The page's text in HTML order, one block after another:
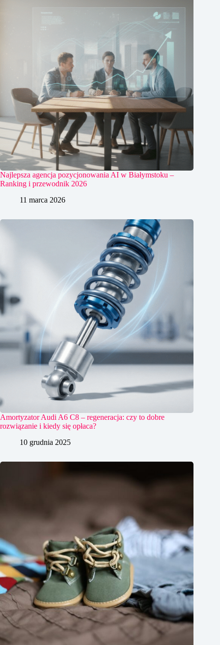
Najlepsza agencja pozycjonowania AI w Białymstoku –
Ranking i przewodnik 2026
11 marca 2026
Amortyzator Audi A6 C8 – regeneracja: czy to dobre
rozwiązanie i kiedy się opłaca?
10 grudnia 2025